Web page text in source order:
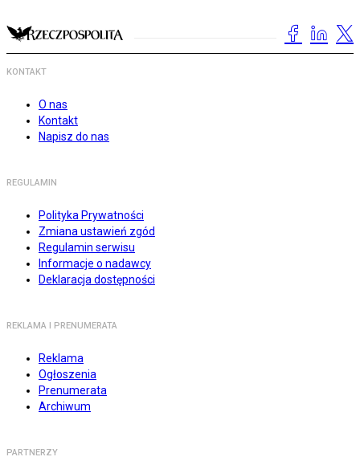
KONTAKT
O nas
Kontakt
Napisz do nas
REGULAMIN
Polityka Prywatności
Zmiana ustawień zgód
Regulamin serwisu
Informacje o nadawcy
Deklaracja dostępności
REKLAMA I PRENUMERATA
Reklama
Ogłoszenia
Prenumerata
Archiwum
PARTNERZY